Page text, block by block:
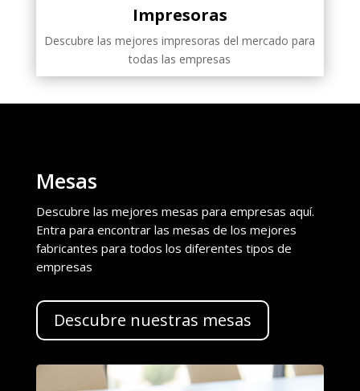
Impresoras
Descubre las mejores impresoras del mercado para
todas las empresas
Mesas
Descubre las mejores mesas para empresas aquí.
Entra para encontrar las mesas de los mejores
fabricantes para todos los diferentes tipos de
empresas
Descubre nuestras mesas